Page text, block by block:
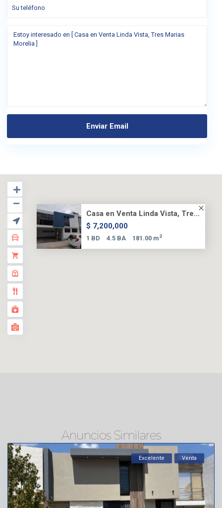
Casa en Venta Linda Vista, Tre...
$ 7,200,000
1 BD 4.5 BA 181.00 m2
Anuncios Similares
Excelente Venta